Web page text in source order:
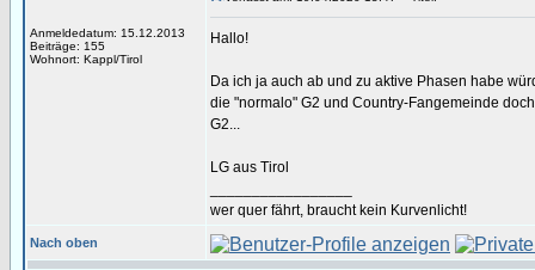
Anmeldedatum: 15.12.2013
Beiträge: 155
Wohnort: Kappl/Tirol
Hallo!
Da ich ja auch ab und zu aktive Phasen habe
die "normalo" G2 und Country-Fangemeinde
G2...
LG aus Tirol
wer quer fährt, braucht kein Kurvenlicht!
Nach oben